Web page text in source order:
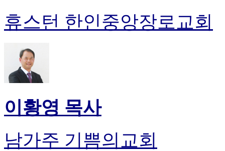
휴스턴 한인중앙장로교회
이황영 목사
남가주 기쁨의교회